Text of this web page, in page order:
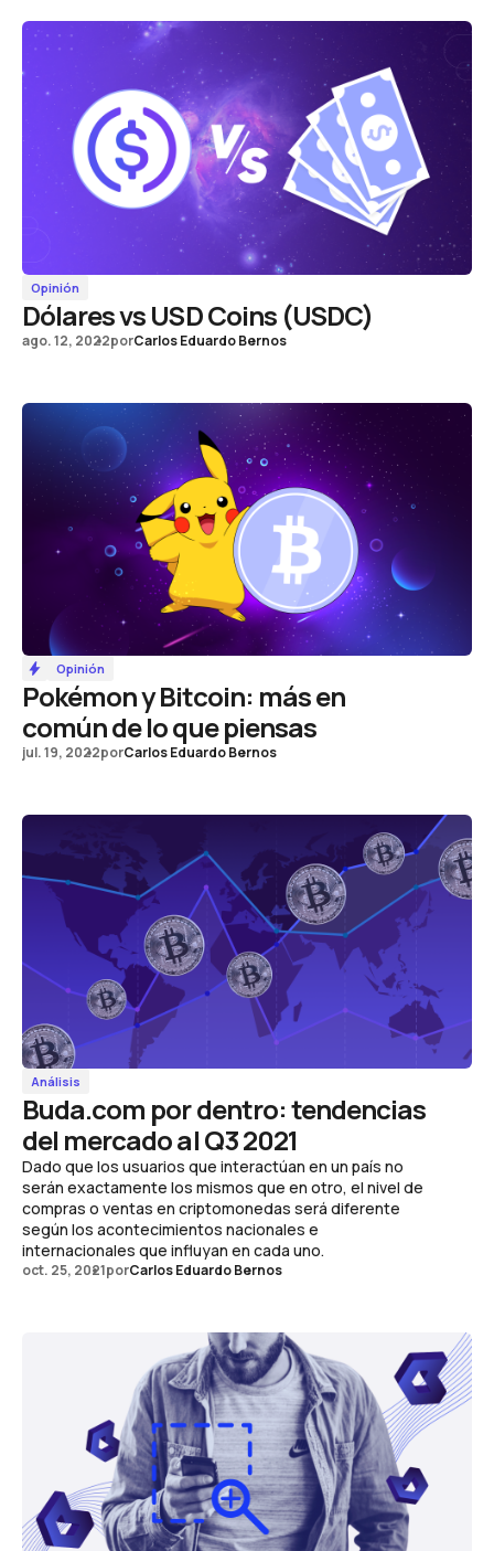
Opinión
Dólares vs USD Coins (USDC)
ago. 12, 2022porCarlos Eduardo Bernos
Opinión
Pokémon y Bitcoin: más en
común de lo que piensas
jul. 19, 2022porCarlos Eduardo Bernos
Análisis
Buda.com por dentro: tendencias
del mercado al Q3 2021
Dado que los usuarios que interactúan en un país no
serán exactamente los mismos que en otro, el nivel de
compras o ventas en criptomonedas será diferente
según los acontecimientos nacionales e
internacionales que influyan en cada uno.
oct. 25, 2021porCarlos Eduardo Bernos